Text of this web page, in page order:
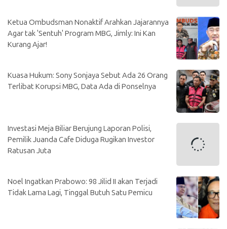
Ketua Ombudsman Nonaktif Arahkan Jajarannya
Agar tak 'Sentuh' Program MBG, Jimly: Ini Kan
Kurang Ajar!
Kuasa Hukum: Sony Sonjaya Sebut Ada 26 Orang
Terlibat Korupsi MBG, Data Ada di Ponselnya
Investasi Meja Biliar Berujung Laporan Polisi,
Pemilik Juanda Cafe Diduga Rugikan Investor
Ratusan Juta
Noel Ingatkan Prabowo: 98 Jilid II akan Terjadi
Tidak Lama Lagi, Tinggal Butuh Satu Pemicu